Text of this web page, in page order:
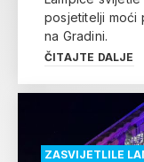
posjetitelji moći
na Gradini.
ČITAJTE DALJE
ZASVIJETLILE